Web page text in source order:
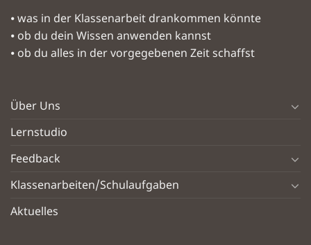
⦁ was in der Klassenarbeit drankommen könnte
⦁ ob du dein Wissen anwenden kannst
⦁ ob du alles in der vorgegebenen Zeit schaffst
Über Uns
Lernstudio
Feedback
Klassenarbeiten/Schulaufgaben
Aktuelles